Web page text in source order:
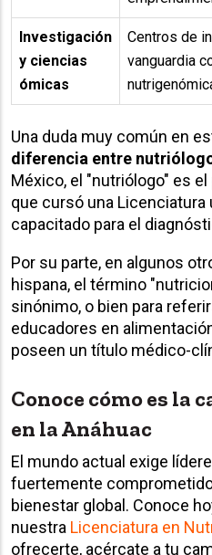
Investigación
y ciencias
ómicas
Centros de
vanguardia
Una duda muy común en
diferencia entre
México, el "nutriólogo" es
que cursó una Licenciatura
capacitado para el
Por su parte, en algunos
hispana, el término
sinónimo, o bien para
educadores en
poseen un título médico-
Conoce cómo es la
en la Anáhuac
El mundo actual exige
fuertemente
bienestar global. Conoce
nuestra Licenciatura en
ofrecerte, acércate a tu